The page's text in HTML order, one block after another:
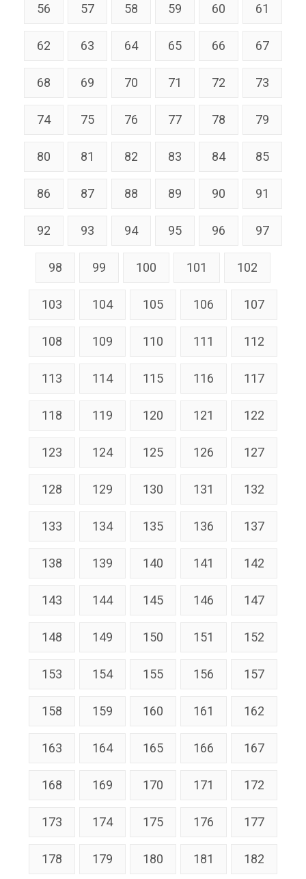
56 57 58 59 60 61
62 63 64 65 66 67
68 69 70 71 72 73
74 75 76 77 78 79
80 81 82 83 84 85
86 87 88 89 90 91
92 93 94 95 96 97
98 99 100 101 102
103 104 105 106 107
108 109 110 111 112
113 114 115 116 117
118 119 120 121 122
123 124 125 126 127
128 129 130 131 132
133 134 135 136 137
138 139 140 141 142
143 144 145 146 147
148 149 150 151 152
153 154 155 156 157
158 159 160 161 162
163 164 165 166 167
168 169 170 171 172
173 174 175 176 177
178 179 180 181 182